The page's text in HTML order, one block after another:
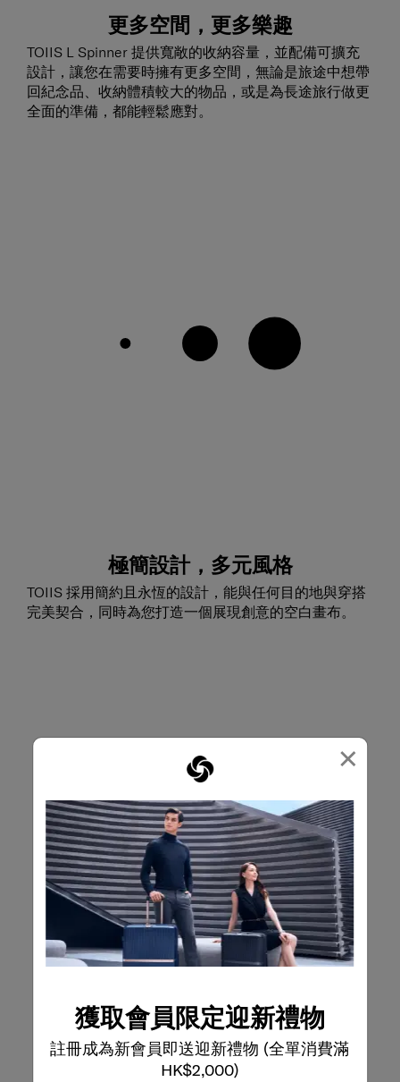
×
獲取會員限定迎新禮物
註冊成為新會員即送迎新禮物 (全單消費滿
HK$2,000)
更多空間，更多樂趣
TOIIS L Spinner 提供寬敞的收納容量，並配備可擴充
設計，讓您在需要時擁有更多空間，無論是旅途中想帶
回紀念品、收納體積較大的物品，或是為長途旅行做更
全面的準備，都能輕鬆應對。
極簡設計，多元風格
TOIIS 採用簡約且永恆的設計，能與任何目的地與穿搭
完美契合，同時為您打造一個展現創意的空白畫布。
旅行必備功能